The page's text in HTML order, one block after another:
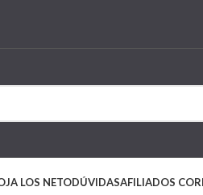
LOS NETODÚVIDASAFILIADOS